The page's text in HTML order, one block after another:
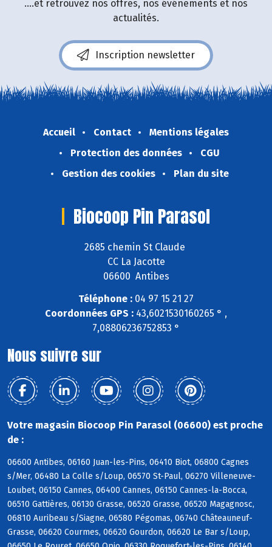
....et retrouvez nos offres, nos événements et nos
actualités.
Inscription newsletter
Accueil Contact
Mentions légales
Protection des données
CGU
Gestion des cookies
Plan du site
Biocoop Pin Parasol
2685 chemin St Claude
CC La Jacotte
06600 Antibes
Téléphone : 04 97 15 21 27
Coordonnées GPS : 43,6021530160265 ° ,
7,08806236752853 °
Nous suivre sur
Votre magasin Biocoop Pin Parasol (06600) est proche
de :
06600 Antibes, 06160 Juan-les-Pins, 06410 Biot, 06800 Cagnes
s/Mer, 06480 La Colle s/Loup, 06570 St-Paul, 06270 Villeneuve-
Loubet, 06150 Cannes, 06400 Cannes, 06150 Cannes-la-Bocca,
06510 Gattières, 06130 Grasse, 06520 Grasse, 06520 Magagnosc,
06810 Auribeau s/Siagne, 06580 Pégomas, 06740 Châteauneuf-
Grasse, 06620 Courmes, 06620 Gourdon, 06620 Le Bar s/Loup,